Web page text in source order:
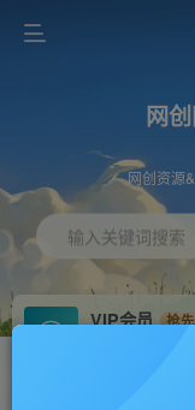
网
网创资源
输入关键词搜索
VIP会员
抢